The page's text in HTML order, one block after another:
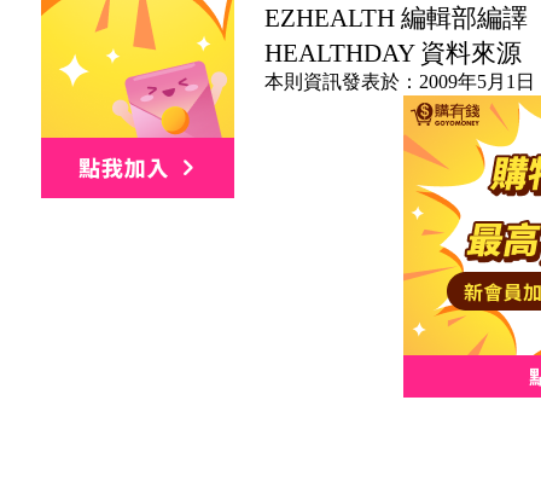
EZHEALTH 編輯部編譯
HEALTHDAY 資料來源
本則資訊發表於：2009年5月1日